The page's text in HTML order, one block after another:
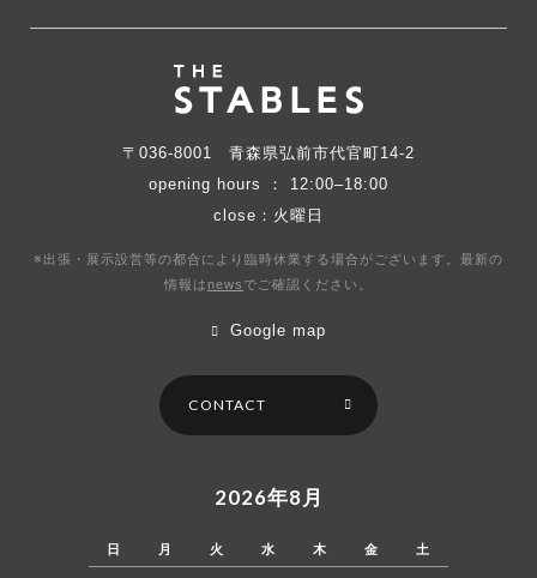
〒036-8001 青森県弘前市代官町14-2
opening hours ： 12:00–18:00
close：火曜日
※出張・展示設営等の都合により臨時休業する場合がございます。最新の
情報は news で ご確認ください。
Google map
CONTACT
2026年8月
日 月 火 水 木 金 土